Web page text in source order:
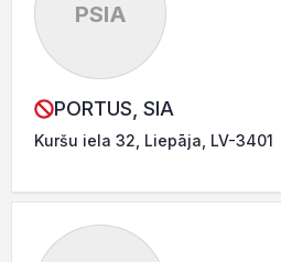
PSIA
PORTUS, SIA
Kuršu iela 32, Liepāja, LV-3401